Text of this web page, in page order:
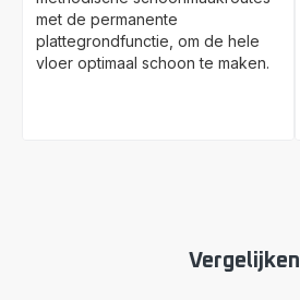
met de permanente
plattegrondfunctie, om de hele
vloer optimaal schoon te maken.
Vergelijken